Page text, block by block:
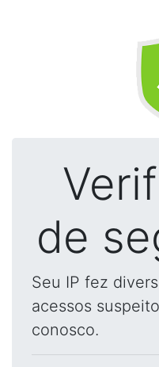
de
Seu IP fez
acessos
conosco.